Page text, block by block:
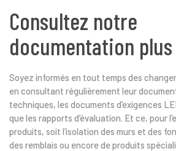
Consultez notre
documentation
Soyez informés en tout temps des
en consultant régulièrement leur
techniques, les documents d’exigences
que les rapports d’évaluation. Et ce, pour
produits, soit l’isolation des murs et des
des remblais ou encore de produits